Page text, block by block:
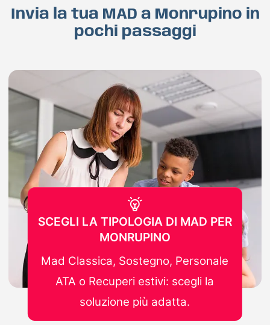
Invia la tua MAD a Monrupino in
pochi passaggi
SCEGLI LA TIPOLOGIA DI MAD PER
MONRUPINO
Mad Classica, Sostegno, Personale
ATA o Recuperi estivi: scegli la
soluzione più adatta.